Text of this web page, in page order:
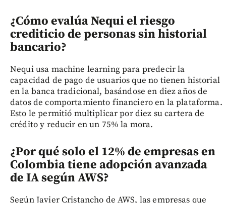
¿Cómo evalúa Nequi el riesgo
crediticio de personas sin historial
bancario?
Nequi usa machine learning para predecir la
capacidad de pago de usuarios que no tienen historial
en la banca tradicional, basándose en diez años de
datos de comportamiento financiero en la plataforma.
Esto le permitió multiplicar por diez su cartera de
crédito y reducir en un 75% la mora.
¿Por qué solo el 12% de empresas en
Colombia tiene adopción avanzada
de IA según AWS?
Según Javier Cristancho de AWS, las empresas que